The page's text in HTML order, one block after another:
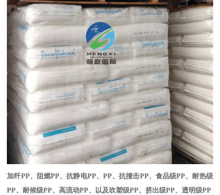
加纤PP、阻燃PP、抗静电PP、 PP、抗撞击PP、食品级PP、耐热级
PP、耐候级PP、高流动PP、以及吹塑级PP、挤出级PP、透明级PP